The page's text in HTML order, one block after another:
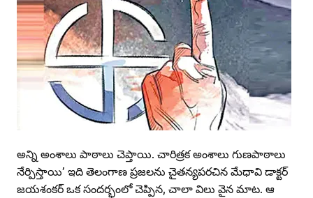
అన్ని అంశాలు పాఠాలు చెప్తాయి. చారిత్రక అంశాలు గుణపాఠాలు
నేర్పిస్తాయి’ ఇది తెలంగాణ ప్రజలను చైతన్యపరచిన మేధావి డాక్టర్‌
జయశంకర్‌ ఒక సందర్భంలో చెప్పిన, చాలా విలు వైన మాట. ఆ